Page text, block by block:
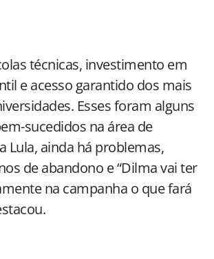
técnicas, investimento em
e acesso garantido dos mais
Esses foram alguns
sucedidos na área de
Lula, ainda há problemas,
de abandono e “Dilma vai ter
na campanha o que fará